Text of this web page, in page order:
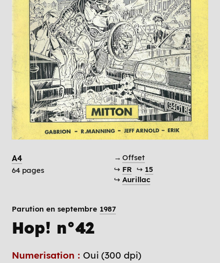
A4
64 pages
→ Offset
↪ FR ↪ 15
↪ Aurillac
Parution en septembre 1987
Hop! n°42
Numerisation : Oui (300 dpi)